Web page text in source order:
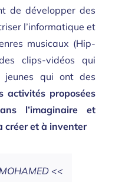
de développer des
l’informatique et
musicaux (Hip-
clips-vidéos qui
jeunes qui ont des
activités proposées
l’imaginaire et
créer et à inventer
<<